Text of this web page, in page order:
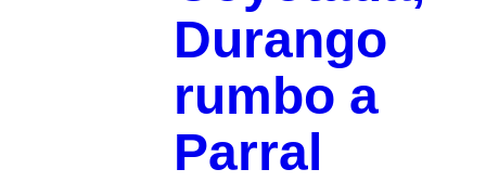
Durango
rumbo a
Parral